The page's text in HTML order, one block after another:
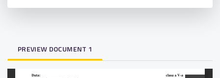
PREVIEW DOCUMENT 1